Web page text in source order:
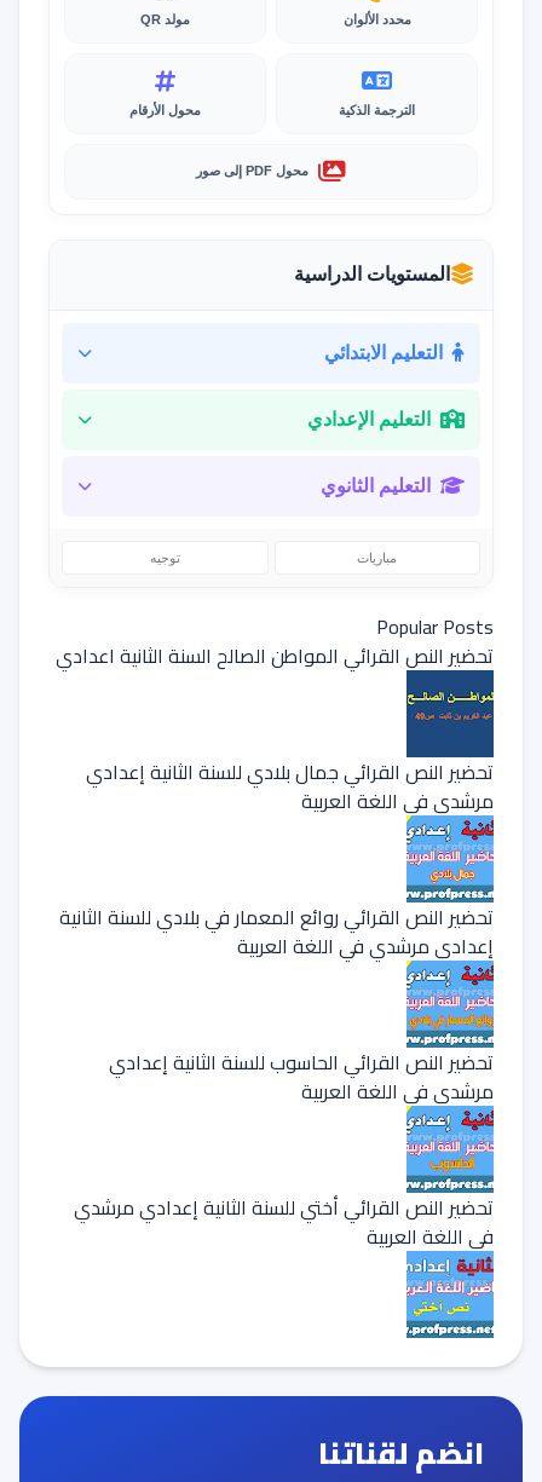
محدد الألوان مولد QR
الترجمة الذكية محول الأرقام
محول PDF إلى صور
المستويات الدراسية
التعليم الابتدائي
التعليم الإعدادي
التعليم الثانوي
مباريات توجيه
Popular Posts
تحضير النص القرائي المواطن الصالح السنة الثانية اعدادي
تحضير النص القرائي جمال بلادي للسنة الثانية إعدادي
مرشدي في اللغة العربية
تحضير النص القرائي روائع المعمار في بلادي للسنة الثانية
إعدادي مرشدي في اللغة العربية
تحضير النص القرائي الحاسوب للسنة الثانية إعدادي
مرشدي في اللغة العربية
تحضير النص القرائي أختي للسنة الثانية إعدادي مرشدي
في اللغة العربية
انضم لقناتنا